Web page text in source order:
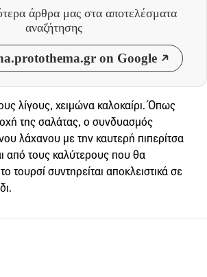
άρθρα μας στα αποτελέσματα
αναζήτησης
on Google
λίγους, χειμώνα καλοκαίρι. Όπως
της σαλάτας, ο συνδυασμός
λάχανου με την καυτερή πιπερίτσα
από τους καλύτερους που θα
τουρσί συντηρείται αποκλειστικά σε